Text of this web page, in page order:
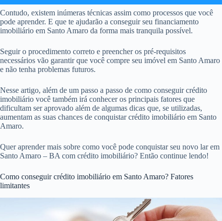
Contudo, existem inúmeras técnicas assim como processos que você
pode aprender. E que te ajudarão a conseguir seu financiamento
imobiliário em Santo Amaro da forma mais tranquila possível.
Seguir o procedimento correto e preencher os pré-requisitos
necessários vão garantir que você compre seu imóvel em Santo Amaro
e não tenha problemas futuros.
Nesse artigo, além de um passo a passo de como conseguir crédito
imobiliário você também irá conhecer os principais fatores que
dificultam ser aprovado além de algumas dicas que, se utilizadas,
aumentam as suas chances de conquistar crédito imobiliário em Santo
Amaro.
Quer aprender mais sobre como você pode conquistar seu novo lar em
Santo Amaro – BA com crédito imobiliário? Então continue lendo!
Como conseguir crédito imobiliário em Santo Amaro? Fatores
limitantes